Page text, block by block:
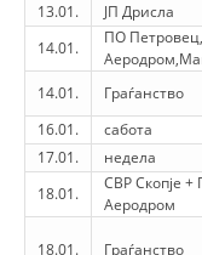
13.01.
ЈП Дрисла
14.01.
ПО
14.01. Граѓанство
16.01.
сабота
17.01.
недела
18.01.
СВР Скопје +
Аеродром
18.01. Граѓанство